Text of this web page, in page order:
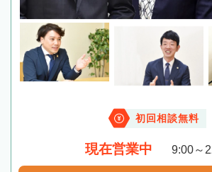
初回相談無料
現在営業中 9:00～